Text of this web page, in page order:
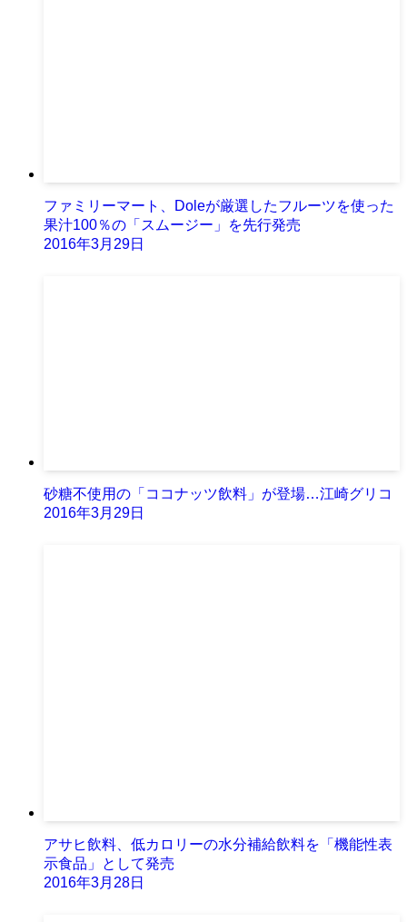
ファミリーマート、Doleが厳選したフルーツを使った
果汁100％の「スムージー」を先行発売
2016年3月29日
砂糖不使用の「ココナッツ飲料」が登場…江崎グリコ
2016年3月29日
アサヒ飲料、低カロリーの水分補給飲料を「機能性表
示食品」として発売
2016年3月28日